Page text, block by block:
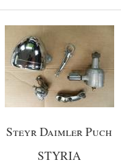
Steyr Daimler Puch
STYRIA